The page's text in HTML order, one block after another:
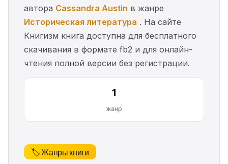
автора Cassandra Austin в жанре
Историческая литература . На сайте
Книгизм книга доступна для бесплатного
скачивания в формате fb2 и для онлайн-
чтения полной версии без регистрации.
1
жанр
🏷️ Жанры книги